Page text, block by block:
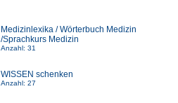
Medizinlexika / Wörterbuch Medizin
/Sprachkurs Medizin
Anzahl: 31
WISSEN schenken
Anzahl: 27